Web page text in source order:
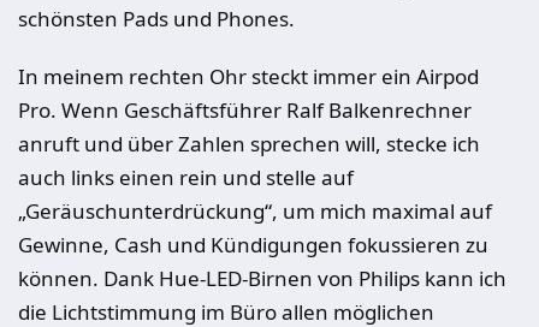
schönsten Pads und Phones.
In meinem rechten Ohr steckt immer ein Airpod
Pro. Wenn Geschäftsführer Ralf Balkenrechner
anruft und über Zahlen sprechen will, stecke ich
auch links einen rein und stelle auf
„Geräuschunterdrückung“, um mich maximal auf
Gewinne, Cash und Kündigungen fokussieren zu
können. Dank Hue-LED-Birnen von Philips kann ich
die Lichtstimmung im Büro allen möglichen